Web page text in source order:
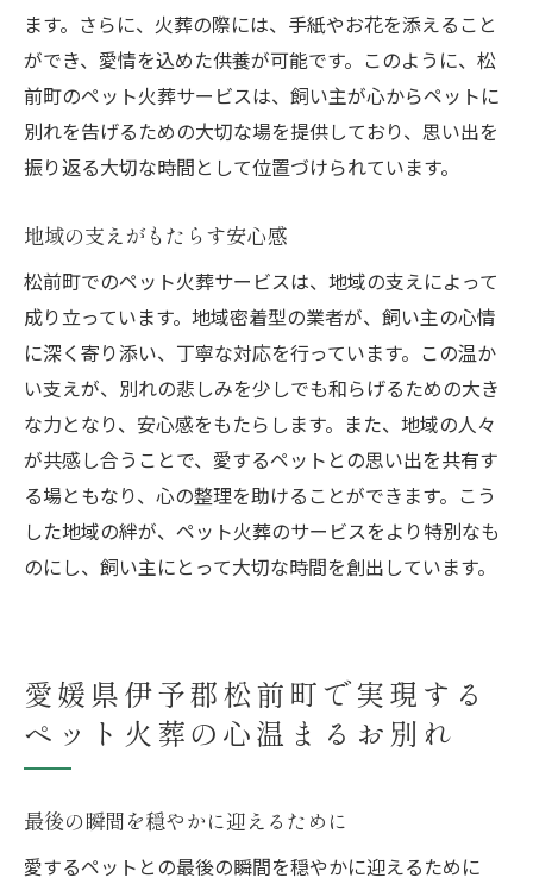
ます。さらに、火葬の際には、手紙やお花を添えること
ができ、愛情を込めた供養が可能です。このように、松
前町のペット火葬サービスは、飼い主が心からペットに
別れを告げるための大切な場を提供しており、思い出を
振り返る大切な時間として位置づけられています。
地域の支えがもたらす安心感
松前町でのペット火葬サービスは、地域の支えによって
成り立っています。地域密着型の業者が、飼い主の心情
に深く寄り添い、丁寧な対応を行っています。この温か
い支えが、別れの悲しみを少しでも和らげるための大き
な力となり、安心感をもたらします。また、地域の人々
が共感し合うことで、愛するペットとの思い出を共有す
る場ともなり、心の整理を助けることができます。こう
した地域の絆が、ペット火葬のサービスをより特別なも
のにし、飼い主にとって大切な時間を創出しています。
愛媛県伊予郡松前町で実現する
ペット火葬の心温まるお別れ
最後の瞬間を穏やかに迎えるために
愛するペットとの最後の瞬間を穏やかに迎えるために